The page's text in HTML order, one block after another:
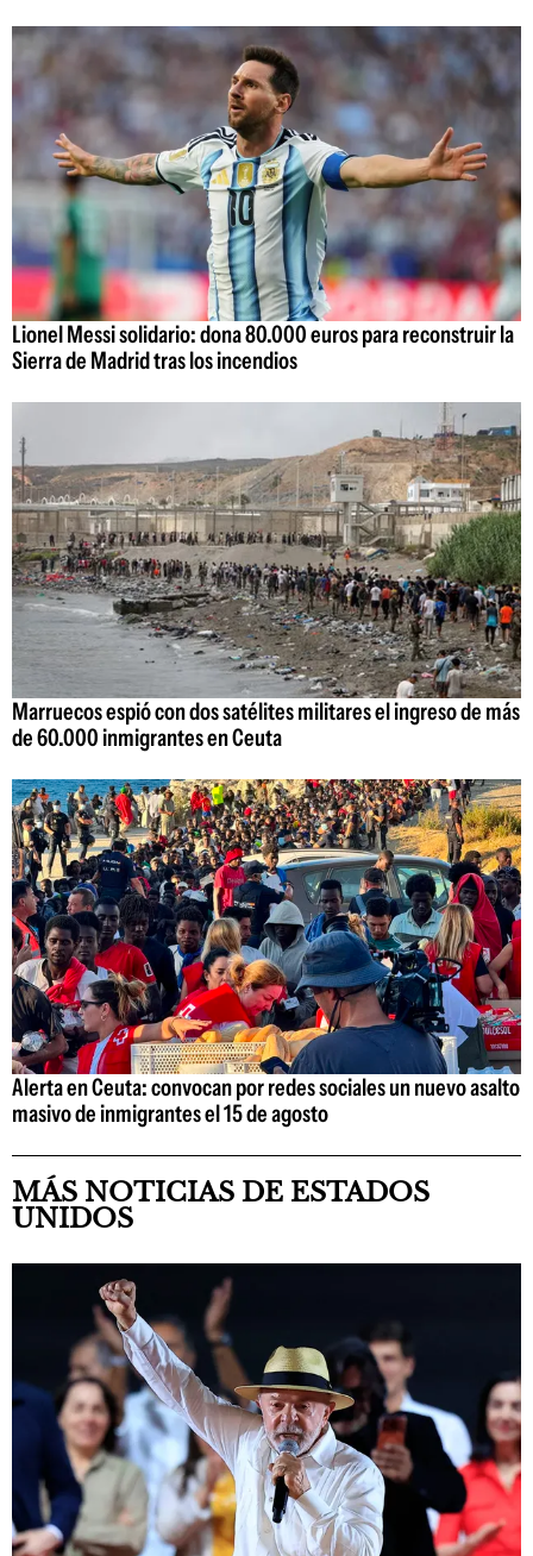
Lionel Messi solidario: dona 80.000 euros para reconstruir la
Sierra de Madrid tras los incendios
Marruecos espió con dos satélites militares el ingreso de más
de 60.000 inmigrantes en Ceuta
Alerta en Ceuta: convocan por redes sociales un nuevo asalto
masivo de inmigrantes el 15 de agosto
MÁS NOTICIAS DE ESTADOS
UNIDOS